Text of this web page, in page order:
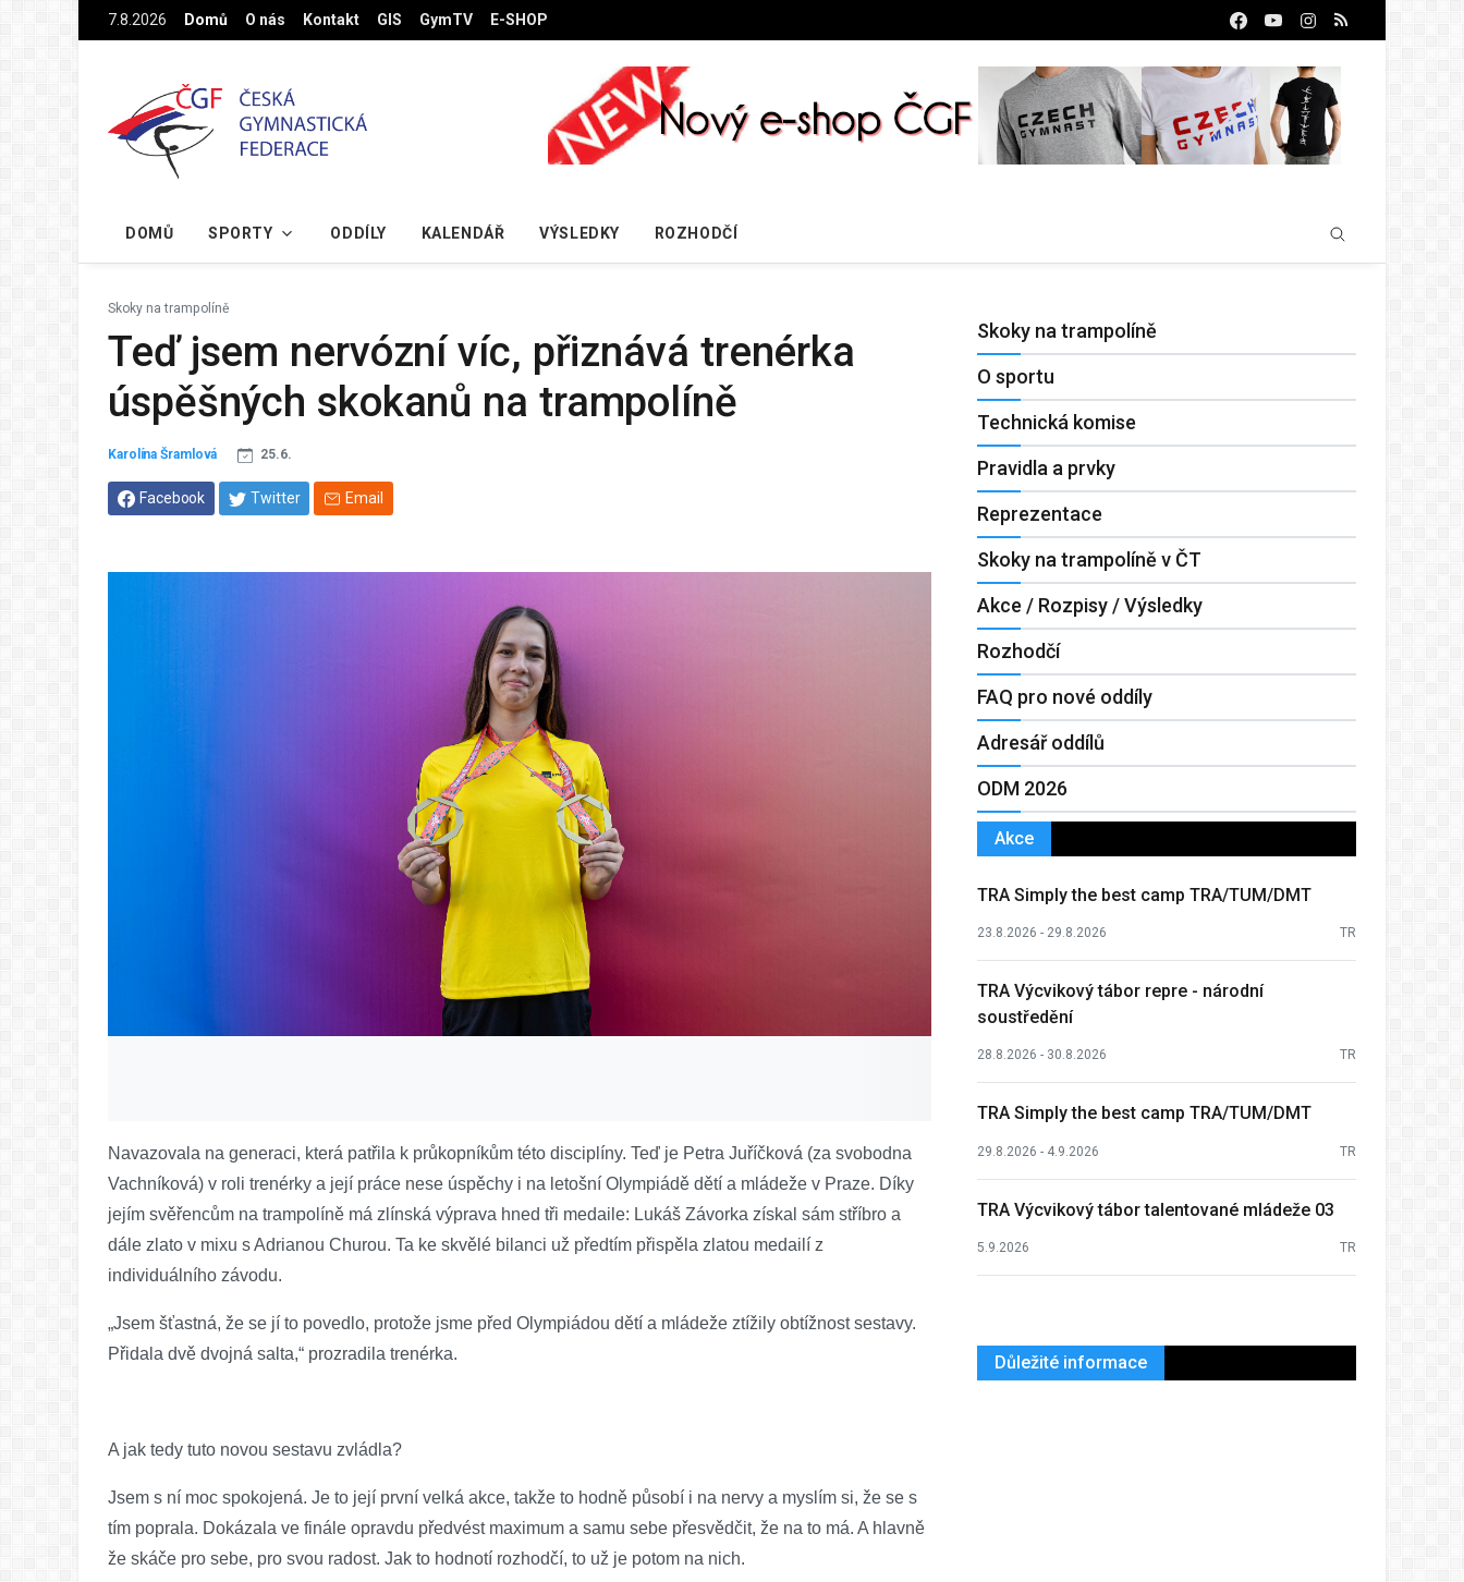
Na hlavní obsah7.8.2026 Domů O nás Kontakt GIS GymTV E-SHOP
DOMŮ SPORTY ODDÍLY KALENDÁŘ VÝSLEDKY ROZHODČÍ
Skoky na trampolíně
Teď jsem nervózní víc, přiznává trenérka
úspěšných skokanů na trampolíně
Karolína Šramlová 25.6.
Facebook Twitter Email
Navazovala na generaci, která patřila k průkopníkům této disciplíny. Teď je Petra Juříčková (za svobodna
Vachníková) v roli trenérky a její práce nese úspěchy i na letošní Olympiádě dětí a mládeže v Praze. Díky
jejím svěřencům na trampolíně má zlínská výprava hned tři medaile: Lukáš Závorka získal sám stříbro a
dále zlato v mixu s Adrianou Churou. Ta ke skvělé bilanci už předtím přispěla zlatou medailí z
individuálního závodu.
„Jsem šťastná, že se jí to povedlo, protože jsme před Olympiádou dětí a mládeže ztížily obtížnost sestavy.
Přidala dvě dvojná salta,“ prozradila trenérka.
A jak tedy tuto novou sestavu zvládla?
Jsem s ní moc spokojená. Je to její první velká akce, takže to hodně působí i na nervy a myslím si, že se s
tím poprala. Dokázala ve finále opravdu předvést maximum a samu sebe přesvědčit, že na to má. A hlavně
že skáče pro sebe, pro svou radost. Jak to hodnotí rozhodčí, to už je potom na nich.
Skoky na trampolíně
O sportu
Technická komise
Pravidla a prvky
Reprezentace
Skoky na trampolíně v ČT
Akce / Rozpisy / Výsledky
Rozhodčí
FAQ pro nové oddíly
Adresář oddílů
ODM 2026
Akce
TRA Simply the best camp TRA/TUM/DMT
23.8.2026 - 29.8.2026 TR
TRA Výcvikový tábor repre - národní
soustředění
28.8.2026 - 30.8.2026 TR
TRA Simply the best camp TRA/TUM/DMT
29.8.2026 - 4.9.2026 TR
TRA Výcvikový tábor talentované mládeže 03
5.9.2026 TR
Důležité informace